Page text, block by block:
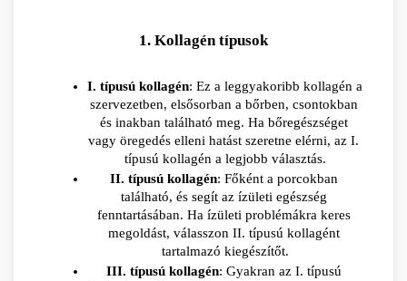
1. Kollagén típusok
I. típusú kollagén: Ez a leggyakoribb kollagén a
szervezetben, elsősorban a bőrben, csontokban
és inakban található meg. Ha bőregészséget
vagy öregedés elleni hatást szeretne elérni, az I.
típusú kollagén a legjobb választás.
II. típusú kollagén: Főként a porcokban
található, és segít az ízületi egészség
fenntartásában. Ha ízületi problémákra keres
megoldást, válasszon II. típusú kollagént
tartalmazó kiegészítőt.
III. típusú kollagén: Gyakran az I. típusú